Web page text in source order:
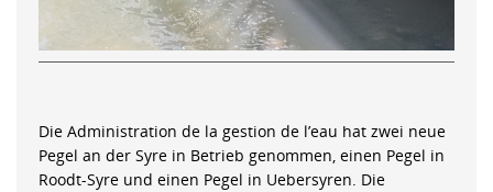
Die Administration de la gestion de l’eau hat zwei neue
Pegel an der Syre in Betrieb genommen, einen Pegel in
Roodt-Syre und einen Pegel in Uebersyren. Die